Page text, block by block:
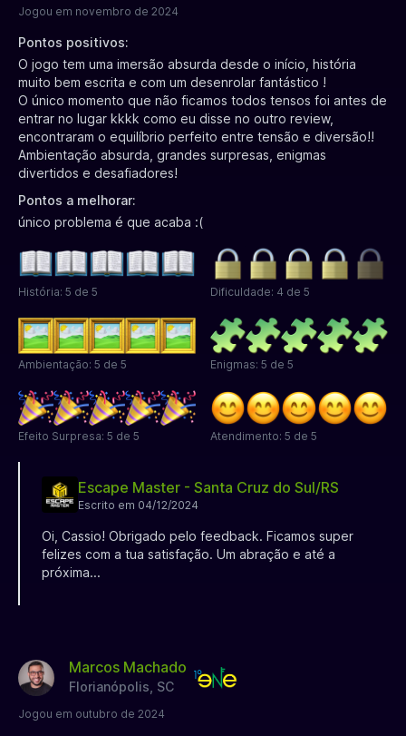
Jogou em novembro de 2024
Pontos positivos:
O jogo tem uma imersão absurda desde o início, história
muito bem escrita e com um desenrolar fantástico !
O único momento que não ficamos todos tensos foi antes de
entrar no lugar kkkk como eu disse no outro review,
encontraram o equilíbrio perfeito entre tensão e diversão!!
Ambientação absurda, grandes surpresas, enigmas
divertidos e desafiadores!
Pontos a melhorar:
único problema é que acaba :(
História: 5 de 5 Dificuldade: 4 de 5
Ambientação: 5 de 5 Enigmas: 5 de 5
Efeito Surpresa: 5 de 5 Atendimento: 5 de 5
Escape Master - Santa Cruz do Sul/RS
Escrito em 04/12/2024
Oi, Cassio! Obrigado pelo feedback. Ficamos super
felizes com a tua satisfação. Um abração e até a
próxima...
Marcos Machado
Florianópolis, SC
Jogou em outubro de 2024